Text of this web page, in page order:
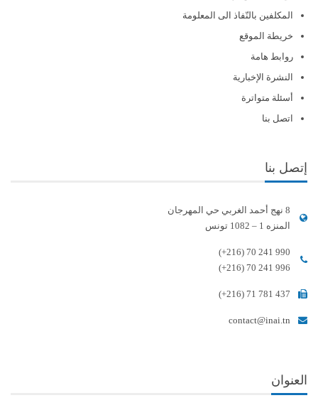
المكلفين بالنّفاذ الى المعلومة
خريطة الموقع
روابط هامة
النشرة الإخبارية
أسئلة متواترة
اتصل بنا
إتصل بنا
8 نهج أحمد الغربي حي المهرجان
المنزه 1 – 1082 تونس
(+216) 70 241 990
(+216) 70 241 996
(+216) 71 781 437
contact@inai.tn
العنوان